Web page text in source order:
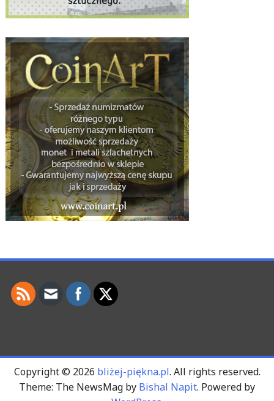
Copyright © 2026 bliżej-piękna.pl. All rights reserved.
Theme: The NewsMag by Bishal Napit. Powered by